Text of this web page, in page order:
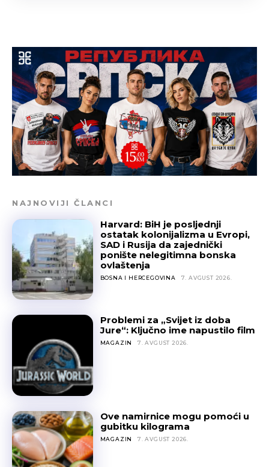
NAJNOVIJI ČLANCI
Harvard: BiH je posljednji
ostatak kolonijalizma u Evropi,
SAD i Rusija da zajednički
ponište nelegitimna bonska
ovlaštenja
BOSNA I HERCEGOVINA 7. AVGUST 2026.
Problemi za „Svijet iz doba
Jure“: Ključno ime napustilo film
MAGAZIN 7. AVGUST 2026.
Ove namirnice mogu pomoći u
gubitku kilograma
MAGAZIN 7. AVGUST 2026.